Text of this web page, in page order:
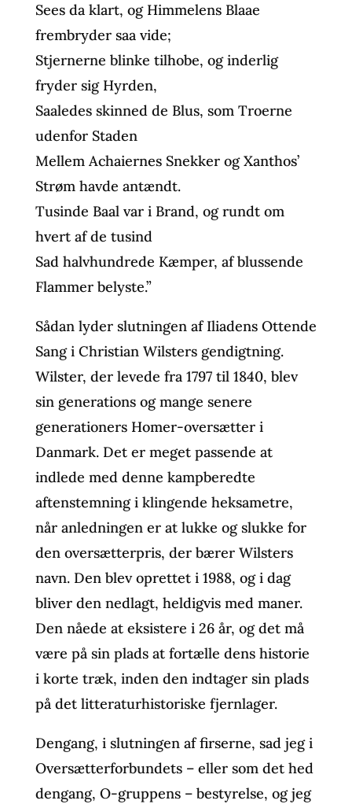
Sees da klart, og Himmelens Blaae
frembryder saa vide;
Stjernerne blinke tilhobe, og inderlig
fryder sig Hyrden,
Saaledes skinned de Blus, som Troerne
udenfor Staden
Mellem Achaiernes Snekker og Xanthos’
Strøm havde antændt.
Tusinde Baal var i Brand, og rundt om
hvert af de tusind
Sad halvhundrede Kæmper, af blussende
Flammer belyste.”
Sådan lyder slutningen af Iliadens Ottende
Sang i Christian Wilsters gendigtning.
Wilster, der levede fra 1797 til 1840, blev
sin generations og mange senere
generationers Homer-oversætter i
Danmark. Det er meget passende at
indlede med denne kampberedte
aftenstemning i klingende heksametre,
når anledningen er at lukke og slukke for
den oversætterpris, der bærer Wilsters
navn. Den blev oprettet i 1988, og i dag
bliver den nedlagt, heldigvis med maner.
Den nåede at eksistere i 26 år, og det må
være på sin plads at fortælle dens historie
i korte træk, inden den indtager sin plads
på det litteraturhistoriske fjernlager.
Dengang, i slutningen af firserne, sad jeg i
Oversætterforbundets – eller som det hed
dengang, O-gruppens – bestyrelse, og jeg